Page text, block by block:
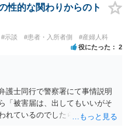
踏まえて、関係を清算するため
はあると考えます。 ② 「今後一
いうLINEや誓約書は、裁判上
やり取りや誓約書の具体的内容
せんが、一定の証拠価値はある
から100万円を貸付扱いに変更
く１００万円は不当利得（受け
した）として返還請求されてい
ではないかと存じます。 ④ 私
ボ払い借金が既に約100万あり。
為、一括で220万円を支払う事は
性的な関わりからのト
#示談 #患者・入所者側 #産婦人科
役にたった 2
護士同行で警察署にて事情説明
「被害届は、出してもいいがそ
れているのでしたら、あまり結